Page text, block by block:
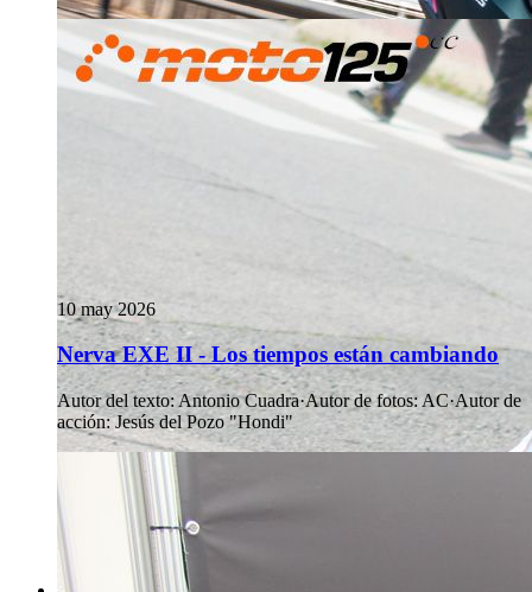
10 may 2026
Nerva EXE II - Los tiempos están cambiando
Autor del texto: Antonio Cuadra·Autor de fotos: AC·Autor de
acción: Jesús del Pozo "Hondi"